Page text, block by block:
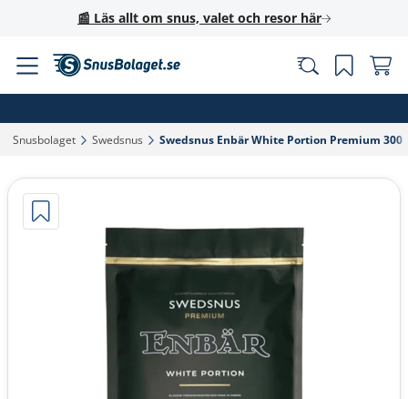
📰 Läs allt om snus, valet och resor här
Snusbolaget‎ Swedsnus‎ Swedsnus Enbär White Portion Premium 300‎